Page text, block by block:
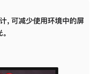
，可减少使用环境中的屏